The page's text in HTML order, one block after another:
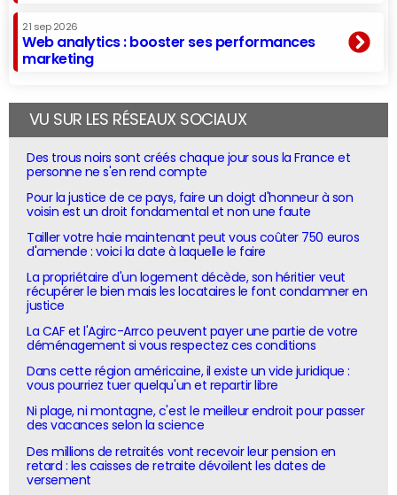
21 sep 2026
Web analytics : booster ses performances
marketing
VU SUR LES RÉSEAUX SOCIAUX
Des trous noirs sont créés chaque jour sous la France et
personne ne s'en rend compte
Pour la justice de ce pays, faire un doigt d'honneur à son
voisin est un droit fondamental et non une faute
Tailler votre haie maintenant peut vous coûter 750 euros
d'amende : voici la date à laquelle le faire
La propriétaire d'un logement décède, son héritier veut
récupérer le bien mais les locataires le font condamner en
justice
La CAF et l'Agirc-Arrco peuvent payer une partie de votre
déménagement si vous respectez ces conditions
Dans cette région américaine, il existe un vide juridique :
vous pourriez tuer quelqu'un et repartir libre
Ni plage, ni montagne, c'est le meilleur endroit pour passer
des vacances selon la science
Des millions de retraités vont recevoir leur pension en
retard : les caisses de retraite dévoilent les dates de
versement